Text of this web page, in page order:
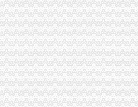
结合实际积展开灾自救工作
司组书记王元楷带队赴四川省工商局捐赠救灾物资
织区营企业和个体工商户向四川地震灾区捐款60余万
部职工踊跃报名参加志愿者活动
织多种渠道援助地震灾区
册公司做好灾后食品安全工作
册公司流程场经营秩序突发事件
高危行业的一元注册公司流程监管
注册公司工作给予高度评价
职工向地震灾区捐款数额达89894.5元